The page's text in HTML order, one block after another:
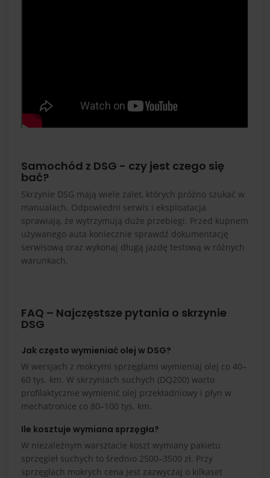
Samochód z DSG - czy jest czego się
bać?
Skrzynie DSG mają wiele zalet, których próżno szukać w
manualach. Odpowiedni serwis i eksploatacja
sprawiają, że wytrzymują duże przebiegi. Przed kupnem
używanego auta koniecznie sprawdź dokumentację
serwisową oraz wykonaj długą jazdę testową w różnych
warunkach.
FAQ – Najczęstsze pytania o skrzynie
DSG
Jak często wymieniać olej w DSG?
W wersjach z mokrymi sprzęgłami wymieniaj olej co 40–
60 tys. km. W skrzyniach suchych (DQ200) warto
profilaktycznie wymienić olej przekładniowy i płyn w
mechatronice co 80–100 tys. km.
Ile kosztuje wymiana sprzęgła?
W niezależnym warsztacie koszt wymiany pakietu
sprzęgieł suchych to średnio 2500–3500 zł. Przy
sprzęgłach mokrych cena jest zazwyczaj o kilkaset